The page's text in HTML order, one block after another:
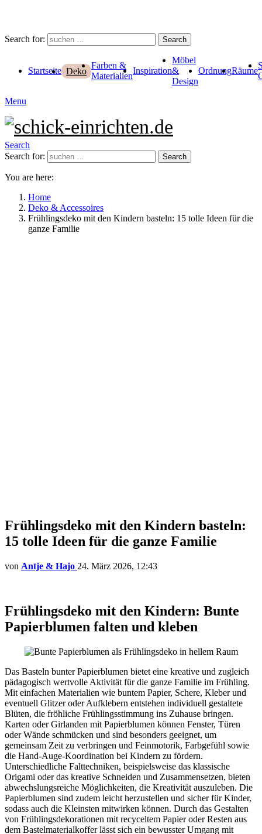
Search for: Search
Startseite Deko
Farben &
Materialien
Inspiration
Möbel
&
Design
OrdnungRäume
Menu
Search
Search for:
Search
You are here:
Home
Deko & Accessoires
Frühlingsdeko mit den Kindern basteln: 15 tolle Ideen für die
ganze Familie
Frühlingsdeko mit den Kindern basteln:
15 tolle Ideen für die ganze Familie
von Antje & Hajo 24. März 2026, 12:43
Frühlingsdeko mit den Kindern: Bunte
Papierblumen falten und kleben
Das Basteln bunter Papierblumen bietet eine kreative und zugleich
pädagogisch wertvolle Aktivität für die ganze Familie im Frühling.
Mit einfachen Materialien wie buntem Papier, Schere, Kleber und
eventuell Glitzer oder Aufklebern entstehen individuell gestaltete
Blüten, die fröhliche Frühlingsstimmung ins Zuhause bringen.
Karten oder Girlanden mit Papierblumen können Fenster, Türen
oder Wände schmücken und sind besonders geeignet, um
gemeinsam Zeit zu verbringen und Feinmotorik, Farbgefühl sowie
die Hand-Auge-Koordination bei Kindern zu fördern.
Unterschiedliche Falttechniken, beispielsweise das klassische
Origami oder das kreative Schneiden und Zusammensetzen, bieten
abwechslungsreiche Möglichkeiten, die Kreativität auszuleben. Die
Papierblumen sind zudem leicht herzustellen und sicher für Kinder,
sodass auch die Kleinsten mitwirken können. Durch das Gestalten
von Frühlingsdekorationen mit recyceltem Papier oder Resten aus
dem Bastelmaterialkoffer lässt sich ein bewusster Umgang mit